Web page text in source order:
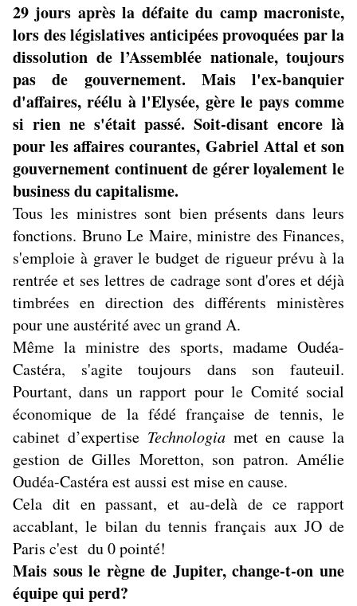
29 jours après la défaite du camp macroniste,
lors des législatives anticipées provoquées par la
dissolution de l’Assemblée nationale, toujours
pas de gouvernement. Mais l'ex-banquier
d'affaires, réélu à l'Elysée, gère le pays comme
si rien ne s'était passé. Soit-disant encore là
pour les affaires courantes, Gabriel Attal et son
gouvernement continuent de gérer loyalement le
business du capitalisme.
Tous les ministres sont bien présents dans leurs
fonctions. Bruno Le Maire, ministre des Finances,
s'emploie à graver le budget de rigueur prévu à la
rentrée et ses lettres de cadrage sont d'ores et déjà
timbrées en direction des différents ministères
pour une austérité avec un grand A.
Même la ministre des sports, madame Oudéa-
Castéra, s'agite toujours dans son fauteuil.
Pourtant, dans un rapport pour le Comité social
économique de la fédé française de tennis, le
cabinet d’expertise Technologiamet en cause la
gestion de Gilles Moretton, son patron. Amélie
Oudéa-Castéra est aussi est mise en cause.
Cela dit en passant, et au-delà de ce rapport
accablant, le bilan du tennis français aux JO de
Paris c'est du 0 pointé!
Mais sous le règne de Jupiter, change-t-on une
équipe qui perd?